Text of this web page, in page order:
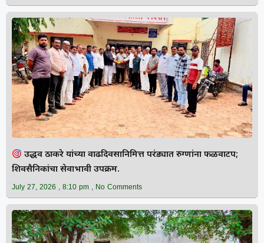
उद्धव ठाकरे यांच्या वाढदिवसानिमित्त परंड्यात रुग्णांना फळवाटप;
शिवसैनिकांचा सेवाभावी उपक्रम.
July 27, 2026 8:10 pm No Comments